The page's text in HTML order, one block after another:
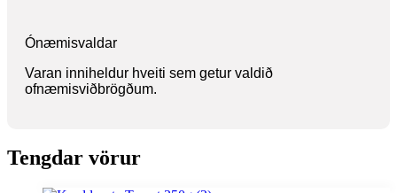
Ónæmisvaldar
Varan inniheldur hveiti sem getur valdið
ofnæmisviðbrögðum.
Tengdar vörur